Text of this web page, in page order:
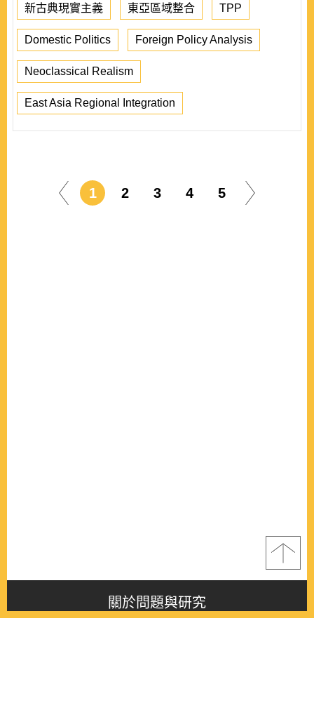
新古典現實主義 東亞區域整合 TPP
Domestic Politics Foreign Policy Analysis
Neoclassical Realism
East Asia Regional Integration
1 2 3 4 5
關於問題與研究
About this journal